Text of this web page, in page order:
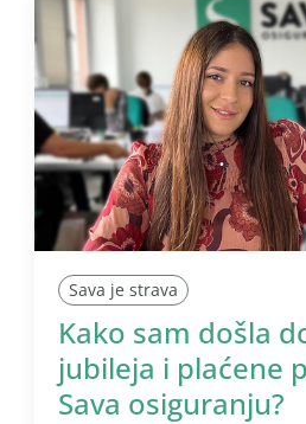
Sava je strava
Kako sam došla
jubileja i plaćene
Sava osiguranju?